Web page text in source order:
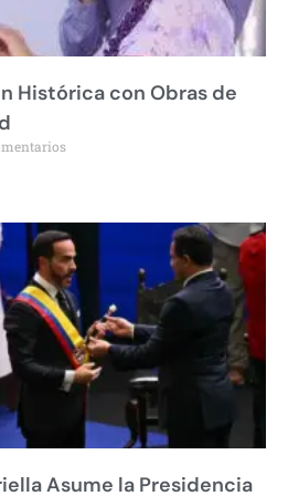
Histórica con Obras de
Asume la Presidencia